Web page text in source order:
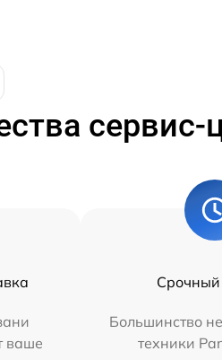
сервис-
ваше
Срочный
Большинство
техники